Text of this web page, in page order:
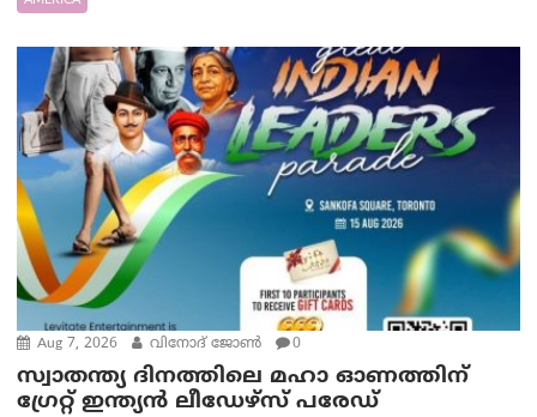
Aug 7, 2026 വിനോദ് ജോൺ 0
സ്വാതന്ത്യ ദിനത്തിലെ മഹാ ഓണത്തിന്
ഗ്രേറ്റ് ഇന്ത്യൻ ലീഡേഴ്സ് പരേഡ്